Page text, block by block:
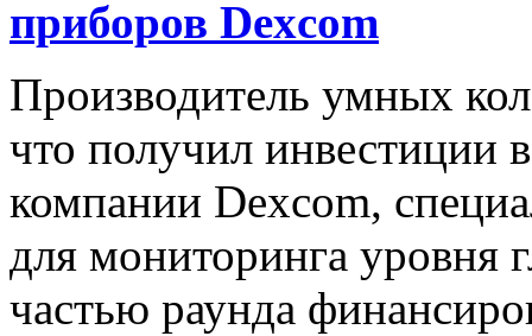
приборов Dexcom
Производитель умных
что получил инвестиции
компании Dexcom,
для мониторинга уровня
частью раунда